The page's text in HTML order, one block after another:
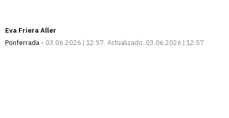
Eva Friera Aller
Ponferrada
03.06.2026 | 12:57 Actualizado: 03.06.2026 | 12:57